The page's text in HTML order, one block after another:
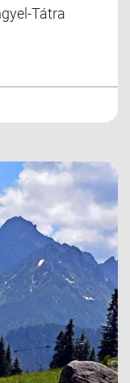
Tátra